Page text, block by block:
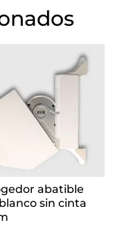
abatible
sin cinta